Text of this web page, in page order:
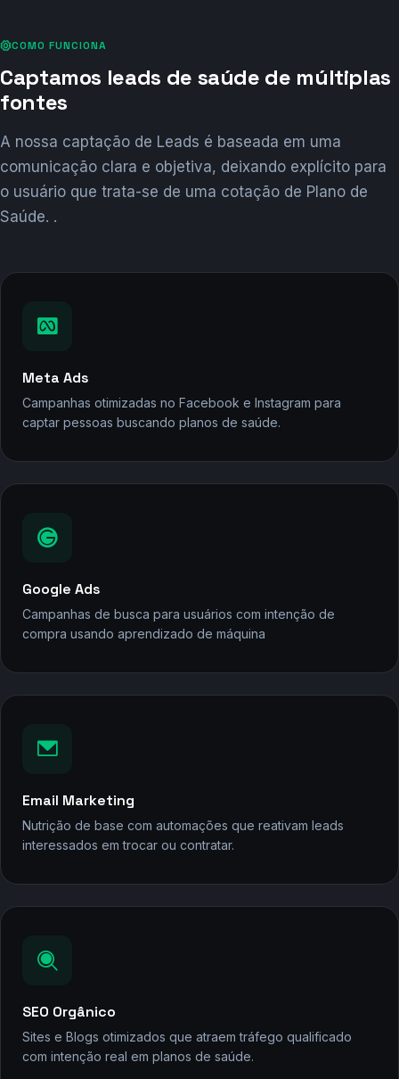
COMO FUNCIONA
Captamos leads de saúde de múltiplas
fontes
A nossa captação de Leads é baseada em uma
comunicação clara e objetiva, deixando explícito para
o usuário que trata-se de uma cotação de Plano de
Saúde. .
Meta Ads
Campanhas otimizadas no Facebook e Instagram para
captar pessoas buscando planos de saúde.
Google Ads
Campanhas de busca para usuários com intenção de
compra usando aprendizado de máquina
Email Marketing
Nutrição de base com automações que reativam leads
interessados em trocar ou contratar.
SEO Orgânico
Sites e Blogs otimizados que atraem tráfego qualificado
com intenção real em planos de saúde.